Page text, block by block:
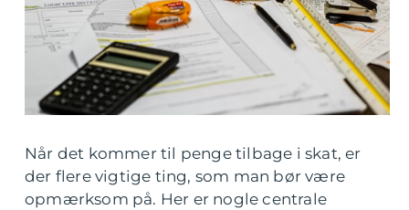
Når det kommer til penge tilbage i skat, er
der flere vigtige ting, som man bør være
opmærksom på. Her er nogle centrale